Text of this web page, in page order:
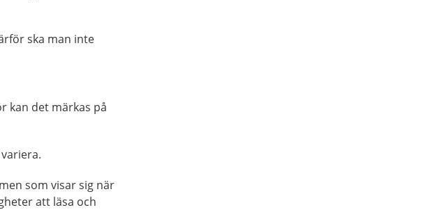
ska man inte
kan det märkas på
som visar sig när
att läsa och